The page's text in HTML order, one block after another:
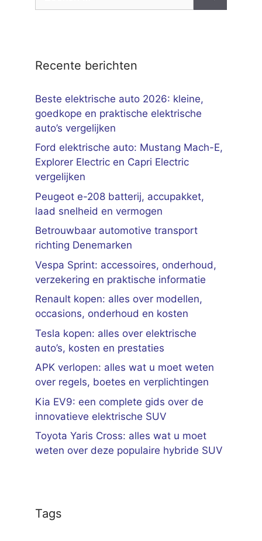
naar:
Recente berichten
Beste elektrische auto 2026: kleine,
goedkope en praktische elektrische
auto’s vergelijken
Ford elektrische auto: Mustang Mach-E,
Explorer Electric en Capri Electric
vergelijken
Peugeot e-208 batterij, accupakket,
laad snelheid en vermogen
Betrouwbaar automotive transport
richting Denemarken
Vespa Sprint: accessoires, onderhoud,
verzekering en praktische informatie
Renault kopen: alles over modellen,
occasions, onderhoud en kosten
Tesla kopen: alles over elektrische
auto’s, kosten en prestaties
APK verlopen: alles wat u moet weten
over regels, boetes en verplichtingen
Kia EV9: een complete gids over de
innovatieve elektrische SUV
Toyota Yaris Cross: alles wat u moet
weten over deze populaire hybride SUV
Tags